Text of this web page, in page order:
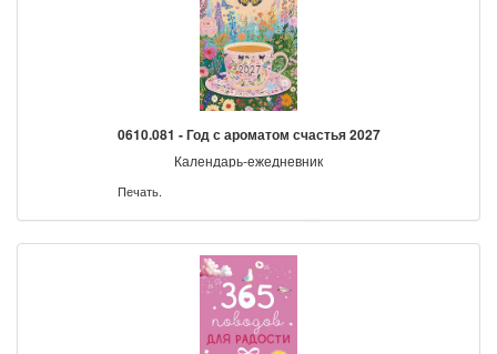
0610.081 - Год с ароматом счастья 2027
Календарь-ежедневник
Печать.